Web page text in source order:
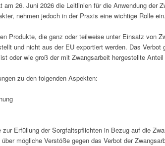
am 26. Juni 2026 die Leitlinien für die Anwendung der
nehmen jedoch in der Praxis eine wichtige Rolle ein.
Produkte, die ganz oder teilweise unter Einsatz von
und nicht aus der EU exportiert werden. Das
oder wie groß der mit Zwangsarbeit hergestellte
zu den folgenden Aspekten:
Erfüllung der Sorgfaltspflichten in Bezug auf die
mögliche Verstöße gegen das Verbot der